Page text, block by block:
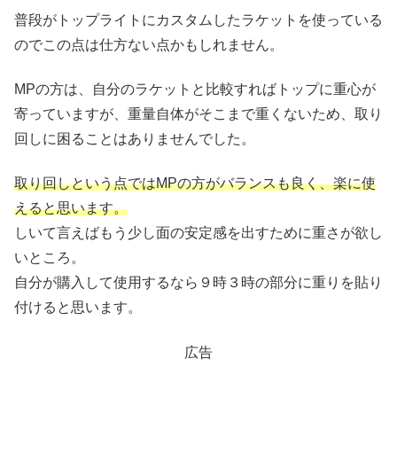
普段がトップライトにカスタムしたラケットを使っている
のでこの点は仕方ない点かもしれません。
MPの方は、自分のラケットと比較すればトップに重心が
寄っていますが、重量自体がそこまで重くないため、取り
回しに困ることはありませんでした。
取り回しという点ではMPの方がバランスも良く、楽に使
えると思います。
しいて言えばもう少し面の安定感を出すために重さが欲し
いところ。
自分が購入して使用するなら９時３時の部分に重りを貼り
付けると思います。
広告